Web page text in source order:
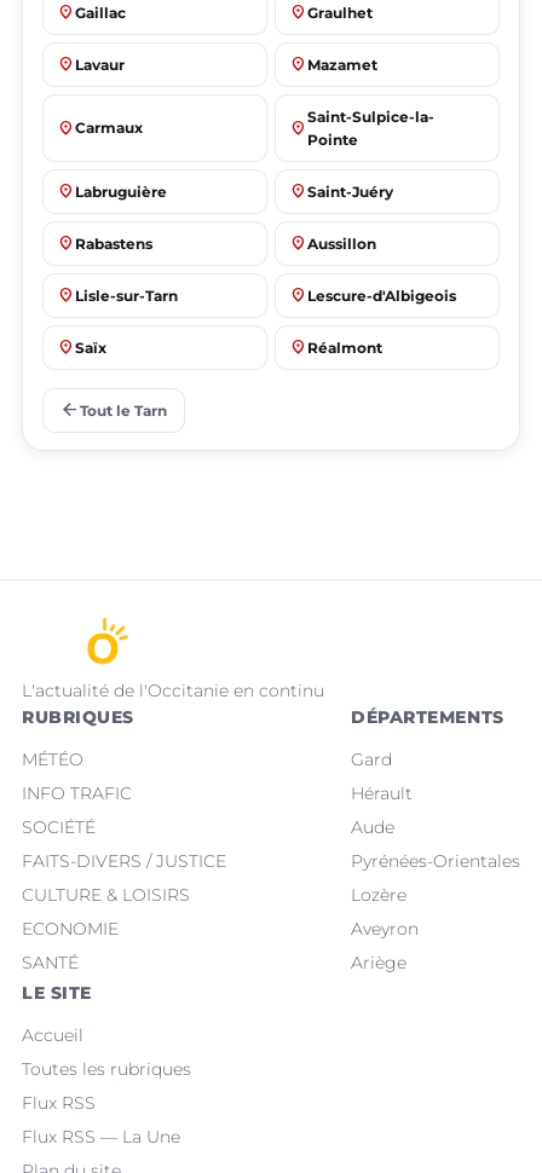
place Gaillac place Graulhet
place Lavaur place Mazamet
place Carmaux place
Saint-Sulpice-la-
Pointe
place Labruguière place Saint-Juéry
place Rabastens place Aussillon
place Lisle-sur-Tarn place Lescure-d'Albigeois
place Saïx place Réalmont
place
arrow_back Tout le Tarn
L'actualité de l'Occitanie en continu
RUBRIQUES
MÉTÉO
INFO TRAFIC
SOCIÉTÉ
FAITS-DIVERS / JUSTICE
CULTURE & LOISIRS
ECONOMIE
SANTÉ
DÉPARTEMENTS
Gard
Hérault
Aude
Pyrénées-Orientales
Lozère
Aveyron
Ariège
LE SITE
Accueil
Toutes les rubriques
Flux RSS
Flux RSS — La Une